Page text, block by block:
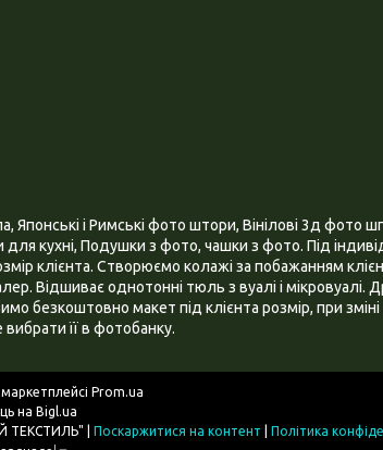
і Римські фото штори, Вінілові 3д фото
кухні, Подушки з фото, чашки з фото. Під
клієнта. Створюємо колажі за побажанням
Відшиває однотонні тюль з вуалі і мікровуалі.
безкоштовно макет під клієнта розмір, при
її в фотобанку.
Prom.ua
на Bigl.ua
Поскаржитися на контент
Політика